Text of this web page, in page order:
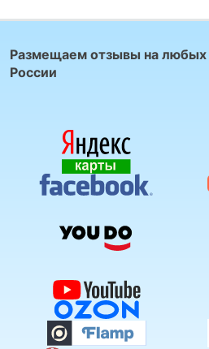
Размещаем отзывы на любых
России